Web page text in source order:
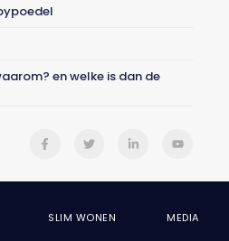
en welke is dan de
SLIM WONEN MEDIA